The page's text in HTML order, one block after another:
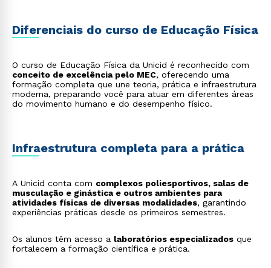
esportivo e prevenção de lesões;
coletivas, impulsionando o condicionamento físico e
o bem-estar;
coach de saúde e bem-estar : orienta indivíduos na
adoção de hábitos saudáveis, oferecendo suporte na
prática regular de atividades físicas, alimentação
equilibrada e gestão do estresse.
Diferenciais do curso de Educação Física
O curso de Educação Física da Unicid é reconhecido com
conceito de excelência pelo MEC, oferecendo uma
formação completa que une teoria, prática e infraestrutura
moderna, preparando você para atuar em diferentes áreas
do movimento humano e do desempenho físico.
Infraestrutura completa para a prática
A Unicid conta com complexos poliesportivos, salas de
musculação e ginástica e outros ambientes para
atividades físicas de diversas modalidades, garantindo
experiências práticas desde os primeiros semestres.
Os alunos têm acesso a laboratórios especializados que
fortalecem a formação científica e prática.